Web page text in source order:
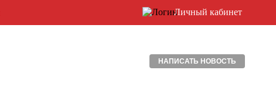
Личный кабинет
НАПИСАТЬ НОВОСТЬ